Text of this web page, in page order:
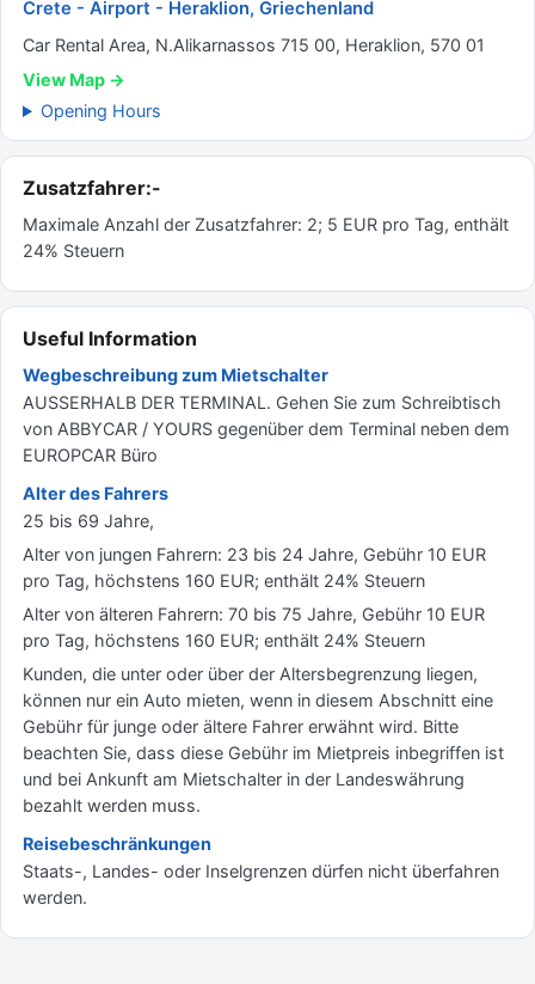
Crete - Airport - Heraklion, Griechenland
Car Rental Area, N.Alikarnassos 715 00, Heraklion, 570 01
View Map →
Opening Hours
Zusatzfahrer:-
Maximale Anzahl der Zusatzfahrer: 2; 5 EUR pro Tag, enthält
24% Steuern
Useful Information
Wegbeschreibung zum Mietschalter
AUSSERHALB DER TERMINAL. Gehen Sie zum Schreibtisch
von ABBYCAR / YOURS gegenüber dem Terminal neben dem
EUROPCAR Büro
Alter des Fahrers
25 bis 69 Jahre,
Alter von jungen Fahrern: 23 bis 24 Jahre, Gebühr 10 EUR
pro Tag, höchstens 160 EUR; enthält 24% Steuern
Alter von älteren Fahrern: 70 bis 75 Jahre, Gebühr 10 EUR
pro Tag, höchstens 160 EUR; enthält 24% Steuern
Kunden, die unter oder über der Altersbegrenzung liegen,
können nur ein Auto mieten, wenn in diesem Abschnitt eine
Gebühr für junge oder ältere Fahrer erwähnt wird. Bitte
beachten Sie, dass diese Gebühr im Mietpreis inbegriffen ist
und bei Ankunft am Mietschalter in der Landeswährung
bezahlt werden muss.
Reisebeschränkungen
Staats-, Landes- oder Inselgrenzen dürfen nicht überfahren
werden.